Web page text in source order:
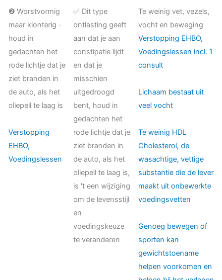
❷ Worstvormig
maar klonterig -
houd in
gedachten het
rode lichtje dat je
ziet branden in
de auto, als het
oliepeil te laag is
Verstopping
EHBO,
Voedingslessen
✅ Dit type
ontlasting geeft
aan dat je aan
constipatie lijdt
en dat je
misschien
uitgedroogd
bent, houd in
gedachten het
rode lichtje dat je
ziet branden in
de auto, als het
oliepeil te laag is,
is 't een wijziging
om de levensstijl
en
voedingskeuze
te veranderen
Te weinig vet, vezels,
vocht en beweging
Verstopping EHBO,
Voedingslessen incl. 1
consult
Lichaam bestaat uit
veel vocht
Te weinig HDL
Cholesterol, de
wasachtige, vettige
substantie die de lever
maakt uit onbewerkte
voedingsvetten
Genoeg bewegen of
sporten kan
gewichtstoename
helpen voorkomen en